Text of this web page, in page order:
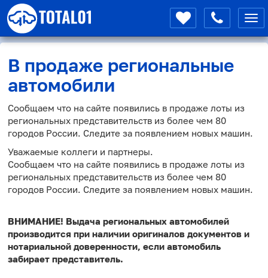
В продаже региональные
автомобили
Сообщаем что на сайте появились в продаже лоты из
региональных представительств из более чем 80
городов России. Следите за появлением новых машин.
Уважаемые коллеги и партнеры.
Сообщаем что на сайте появились в продаже лоты из
региональных представительств из более чем 80
городов России. Следите за появлением новых машин.
ВНИМАНИЕ! Выдача региональных автомобилей
производится при наличии оригиналов документов и
нотариальной доверенности, если автомобиль
забирает представитель.